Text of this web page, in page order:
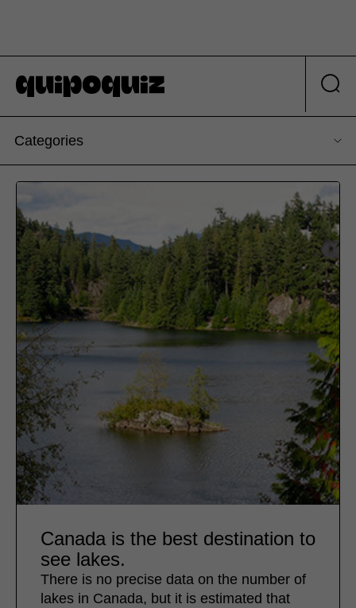
Categories
Canada is the best destination to
see lakes.
There is no precise data on the number of
lakes in Canada, but it is estimated that